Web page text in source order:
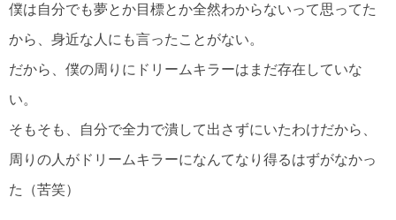
僕は自分でも夢とか目標とか全然わからないって思ってた
から、身近な人にも言ったことがない。
だから、僕の周りにドリームキラーはまだ存在していな
い。
そもそも、自分で全力で潰して出さずにいたわけだから、
周りの人がドリームキラーになんてなり得るはずがなかっ
た（苦笑）